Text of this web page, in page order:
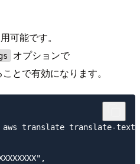
可能です。
オプションで
とで有効になります。
aws translate translate-